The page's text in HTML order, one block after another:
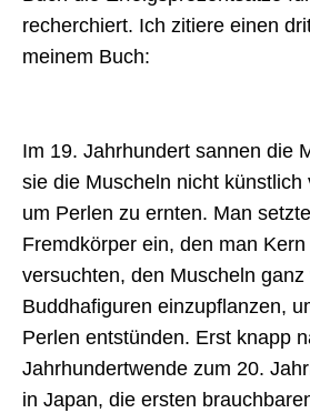
recherchiert. Ich zitiere einen
meinem Buch:
Im 19. Jahrhundert sannen die
sie die Muscheln nicht künstlich
um Perlen zu ernten. Man
Fremdkörper ein, den man
versuchten, den Muscheln ganz
Buddhafiguren einzupflanzen,
Perlen entstünden. Erst knapp
Jahrhundertwende zum 20.
in Japan, die ersten